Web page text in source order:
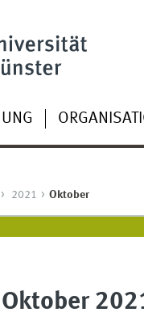
2021 Oktober